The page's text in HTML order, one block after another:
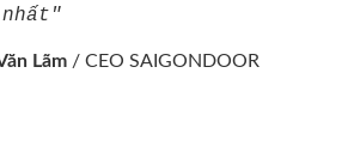
Lãm / CEO SAIGONDOOR